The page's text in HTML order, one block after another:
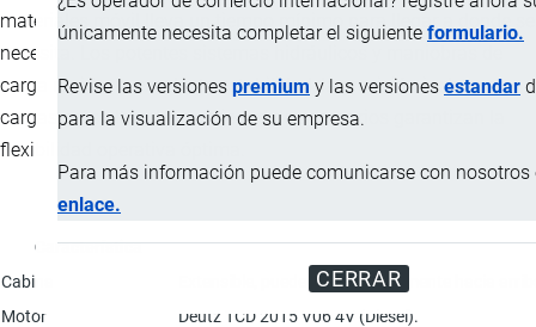
únicamente necesita completar el siguiente formulario.
Revise las versiones premium y las versiones estandar
para la visualización de su empresa.
Para más información puede comunicarse con nosotros
enlace.
CERRAR
materiales móvil lleva un tiempo mínimo para llegar a donde se
necesita. Los potentes sistemas hidráulicos y maniobras de
carga rápida, la excelente estabilidad, la precisión incluso a
cargas más altas. Una variedad de accesorios garantizan la
flexibilidad operativa óptima.
Característica
Cabina
Extensible, puede mover suavemente hacia
Motor
Deutz TCD 2015 V06 4V (Diesel).